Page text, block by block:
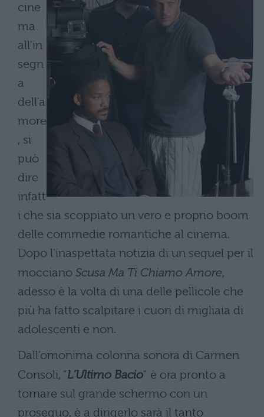
cine
ma
all’in
segn
a
dell’a
more
, si
può
dire
infatt
i che sia scoppiato un vero e proprio boom
delle commedie romantiche al cinema.
Dopo l’inaspettata notizia di un sequel per il
mocciano Scusa Ma Ti Chiamo Amore,
adesso è la volta di una delle pellicole che
più ha fatto scalpitare i cuori di migliaia di
adolescenti e non.
Dall’omonima colonna sonora di Carmen
Consoli, “L’Ultimo Bacio” è ora pronto a
tornare sul grande schermo con un
proseguo, è a dirigerlo sarà il tanto